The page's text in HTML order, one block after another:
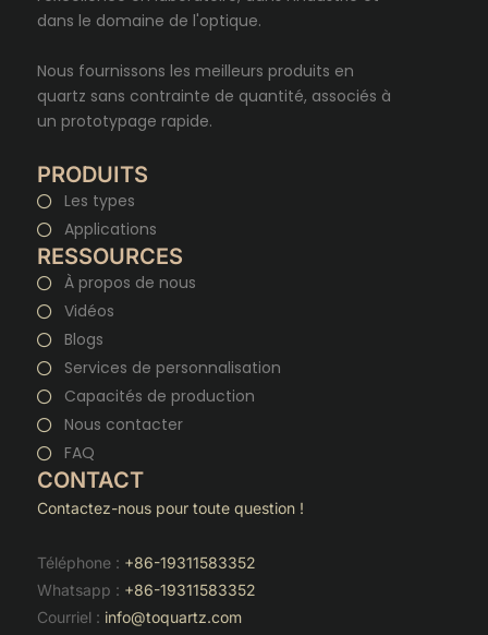
dans le domaine de l'optique.
Nous fournissons les meilleurs produits en
quartz sans contrainte de quantité, associés à
un prototypage rapide.
PRODUITS
Les types
Applications
RESSOURCES
À propos de nous
Vidéos
Blogs
Services de personnalisation
Capacités de production
Nous contacter
FAQ
CONTACT
Contactez-nous pour toute question !
Téléphone : +86-19311583352
Whatsapp : +86-19311583352
Courriel : info@toquartz.com